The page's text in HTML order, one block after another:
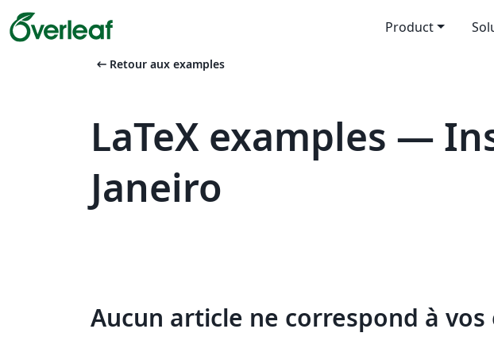
Product
arrow_left_alt Retour aux examples
LaTeX examples —
Janeiro
Aucun article ne correspond à